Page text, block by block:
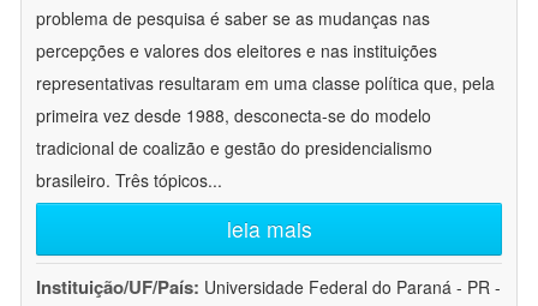
problema de pesquisa é saber se as mudanças nas
percepções e valores dos eleitores e nas instituições
representativas resultaram em uma classe política que, pela
primeira vez desde 1988, desconecta-se do modelo
tradicional de coalizão e gestão do presidencialismo
brasileiro. Três tópicos...
leia mais
Instituição/UF/País: Universidade Federal do Paraná - PR -